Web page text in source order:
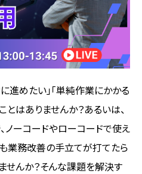
進めたい」「単純作業にかかる
とはありませんか？あるいは、
ノーコードやローコードで使え
業務改善の手立てが打てたら
せんか？そんな課題を解決す